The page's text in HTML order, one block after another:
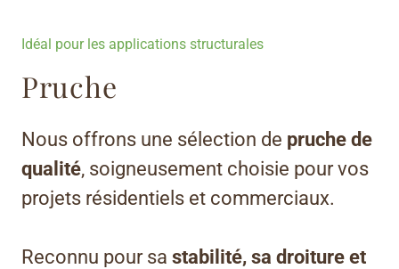
Idéal pour les applications structurales
Pruche
Nous offrons une sélection de pruche de
qualité, soigneusement choisie pour vos
projets résidentiels et commerciaux.
Reconnu pour sa stabilité, sa droiture et